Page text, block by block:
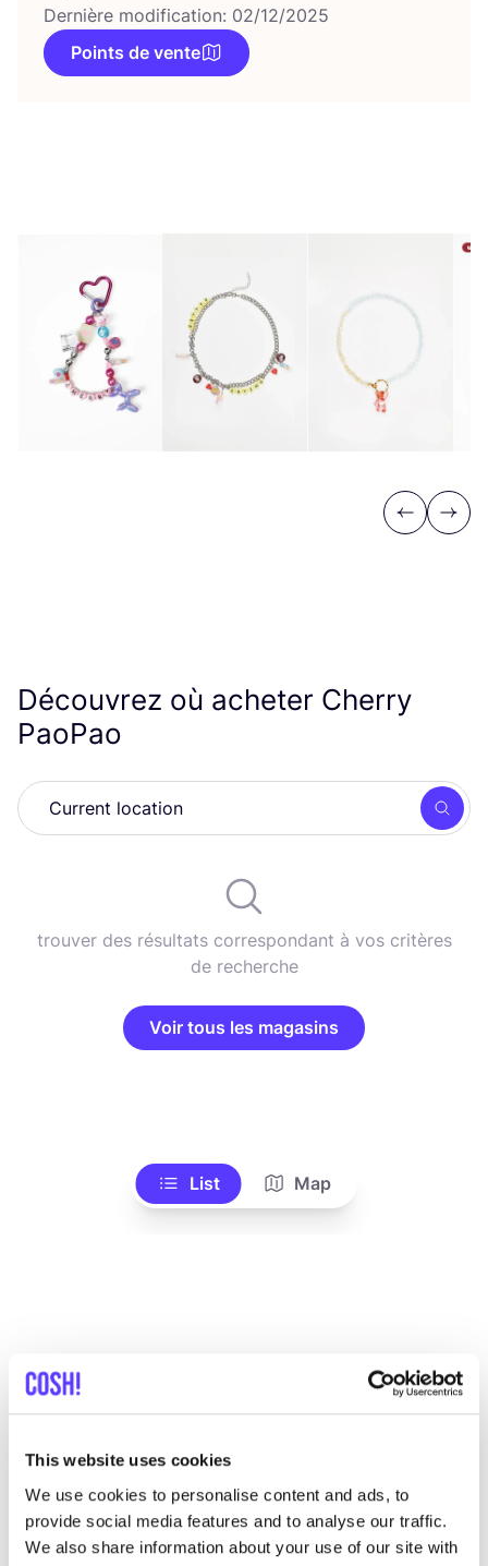
This website uses cookies
We use cookies to personalise content and ads, to
provide social media features and to analyse our traffic.
We also share information about your use of our site with
Dernière modification: 02/12/2025
Points de vente
Previous
Next
Découvrez où acheter Cherry
PaoPao
trouver des résultats correspondant à vos critères
de recherche
Voir tous les magasins
List Map
Autres marques
A
Annet Veerbeek Styling